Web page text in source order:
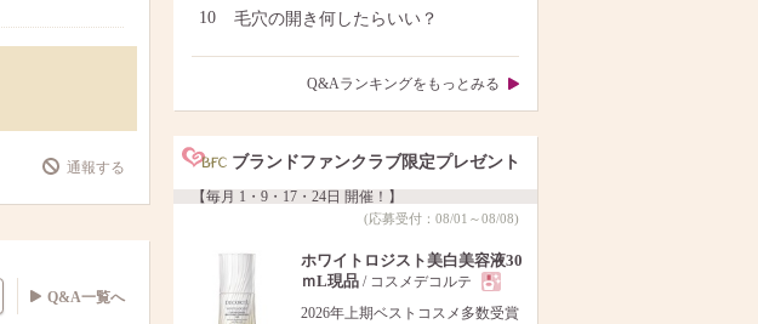
通報する
Q&A一覧へ
10 毛穴の開き何したらいい？
Q&Aランキングをもっとみる
ブランドファンクラブ限定プレゼント
【毎月 1・9・17・24日 開催！】
(応募受付：08/01～08/08)
ホワイトロジスト美白美容液30
ｍL現品 / コスメデコルテ
現
2026年上期ベストコスメ多数受賞